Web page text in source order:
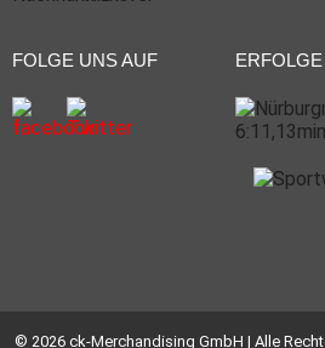
FOLGE UNS AUF ERFOLGE
© 2026 ck-Merchandising GmbH | Alle